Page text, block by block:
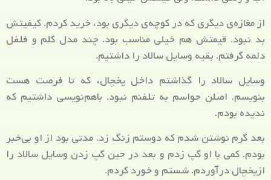
از مغازه‌ی دیگری که در کوچه‌ی دیگری بود، خرید کردم. کیفیتش
بد نبود. قیمتش هم خیلی مناسب بود. چند مدل کلم و فلفل
دلمه گرفتم. بقیه وسایل سالاد را داشتیم.
وسایل سالاد را گذاشتم داخل یخچال، که تا فرصت هست
بنویسم. اصلن حواسم به تلفنم نبود. باهم‌نویسی داشتیم که
ندیده بودم.
بعد گرم نوشتن شدم که دوستم زنگ زد. مدتی بود از او بی‌خبر
بودم. کمی با او گپ زدم و بعد در حین گپ زدن وسایل سالاد را
ازیخچال درآوردم. شستم و خورد کردم.